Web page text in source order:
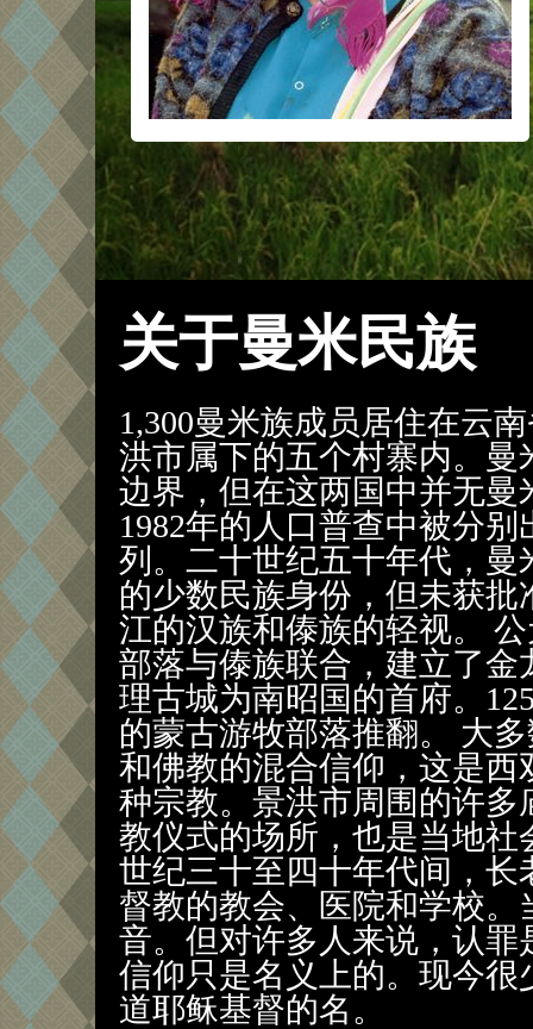
关于曼米民族
1,300曼米族成员居住在云
洪市属下的五个村寨内。
边界，但在这两国中并无
1982年的人口普查中被分
列。二十世纪五十年代，
的少数民族身份，但未获
江的汉族和傣族的轻视。
部落与傣族联合，建立了
理古城为南昭国的首府。
的蒙古游牧部落推翻。 大
和佛教的混合信仰，这是
种宗教。景洪市周围的许
教仪式的场所，也是当地
世纪三十至四十年代间，
督教的教会、医院和学校
音。但对许多人来说，认
信仰只是名义上的。现今
道耶稣基督的名。